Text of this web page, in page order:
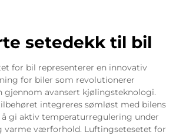
setedekk til bil
for bil representerer en innovativ
for biler som revolutionerer
gjennom avansert kjølingsteknologi.
integreres sømløst med bilens
gi aktiv temperaturregulering under
varme værforhold. Luftingsetesetet for